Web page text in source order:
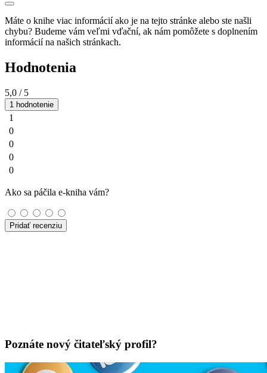
Máte o knihe viac informácií ako je na tejto stránke alebo ste našli
chybu? Budeme vám veľmi vďační, ak nám pomôžete s doplnením
informácií na našich stránkach.
Hodnotenia
5,0 / 5
1 hodnotenie
1
0
0
0
0
Ako sa páčila e-kniha vám?
Pridať recenziu
Poznáte nový čitateľský profil?